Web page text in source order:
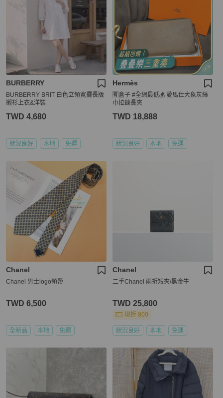
BURBERRY
BURBERRY BRIT 白色立領寬擺長版
襯衫上衣&洋裝
TWD 4,680
狀況良好 本地 免運
Hermès
🈶盒子 #全網最低💰 愛馬仕大象灰絲
巾拉鍊長夾
TWD 18,888
狀況良好 本地 免運
Chanel
Chanel 男士logo領帶
TWD 6,500
全新品 本地 免運
Chanel
二手Chanel 兩折短夾/黑金牛
TWD 25,800
現折 800
狀況良好 本地 免運